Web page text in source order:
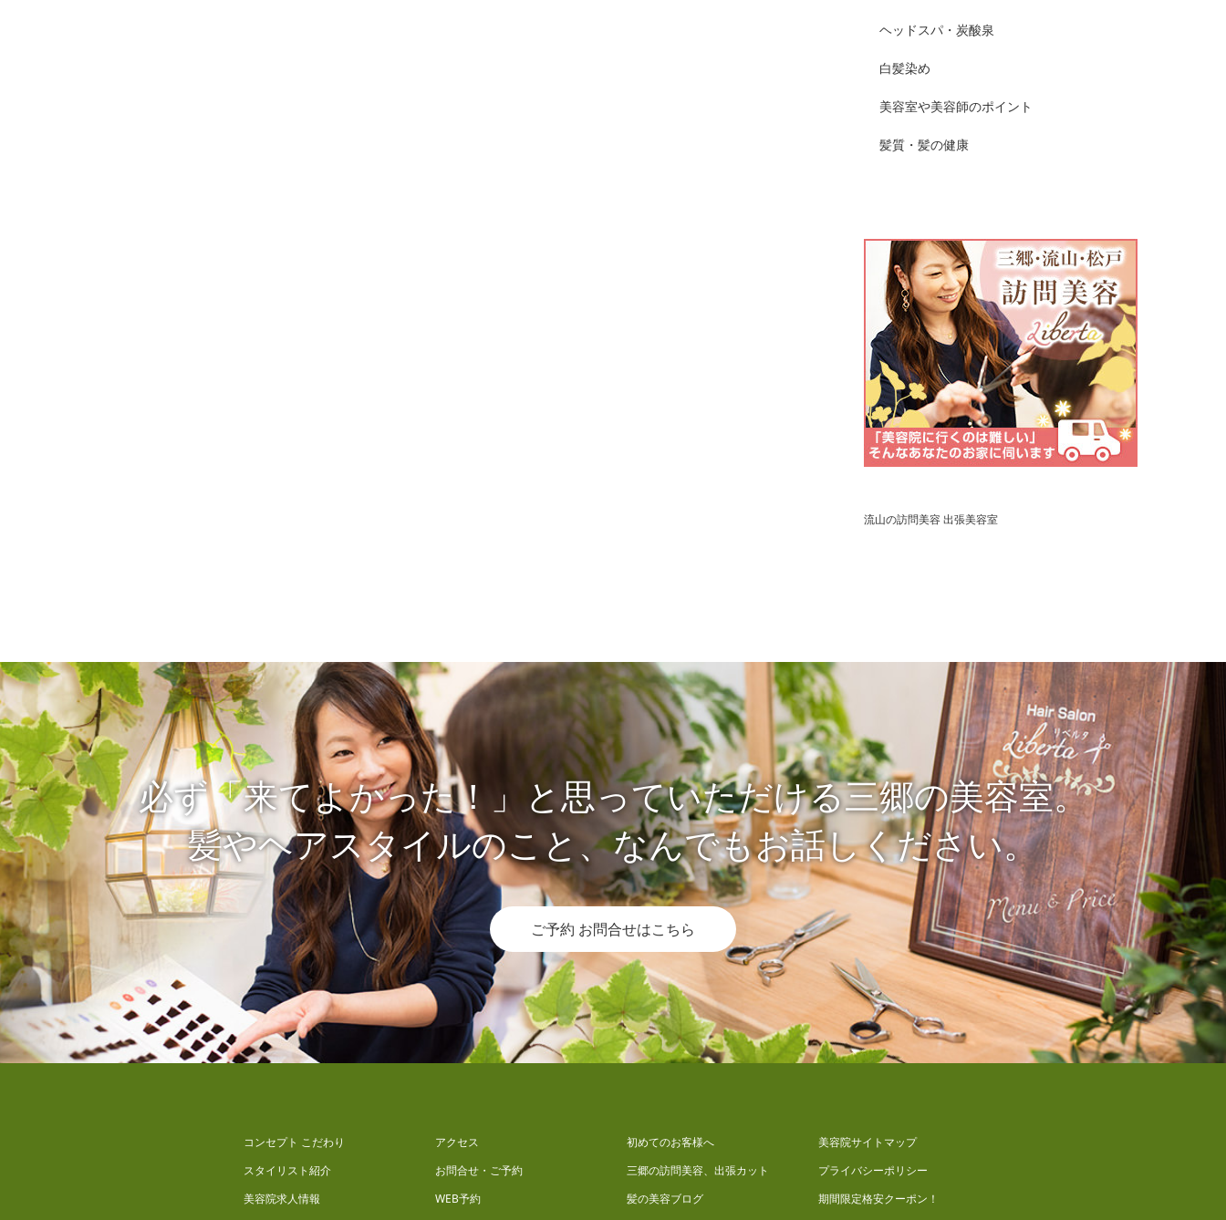
ヘッドスパ・炭酸泉
白髪染め
美容室や美容師のポイント
髪質・髪の健康
流山の訪問美容 出張美容室
必ず「来てよかった！」と思っていただける三郷の美容室。
髪やヘアスタイルのこと、なんでもお話しください。
ご予約 お問合せはこちら
コンセプト こだわり
スタイリスト紹介
美容院求人情報
アクセス
お問合せ・ご予約
WEB予約
初めてのお客様へ
三郷の訪問美容、出張カット
髪の美容ブログ
美容院サイトマップ
プライバシーポリシー
期間限定格安クーポン！